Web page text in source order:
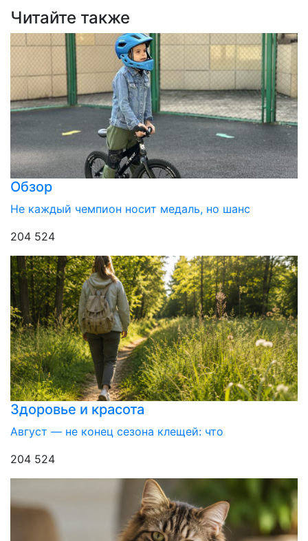
Читайте также
Обзор
Не каждый чемпион носит медаль, но шанс
204 524
Здоровье и красота
Август — не конец сезона клещей: что
204 524